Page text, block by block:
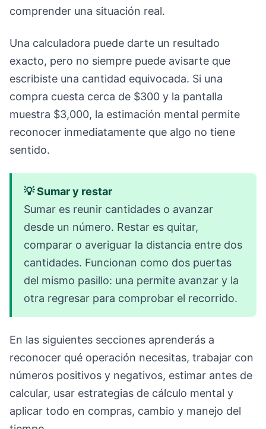
comprender una situación real.
Una calculadora puede darte un resultado
exacto, pero no siempre puede avisarte que
escribiste una cantidad equivocada. Si una
compra cuesta cerca de $300 y la pantalla
muestra $3,000, la estimación mental permite
reconocer inmediatamente que algo no tiene
sentido.
💡 Sumar y restar
Sumar es reunir cantidades o avanzar
desde un número. Restar es quitar,
comparar o averiguar la distancia entre dos
cantidades. Funcionan como dos puertas
del mismo pasillo: una permite avanzar y la
otra regresar para comprobar el recorrido.
En las siguientes secciones aprenderás a
reconocer qué operación necesitas, trabajar con
números positivos y negativos, estimar antes de
calcular, usar estrategias de cálculo mental y
aplicar todo en compras, cambio y manejo del